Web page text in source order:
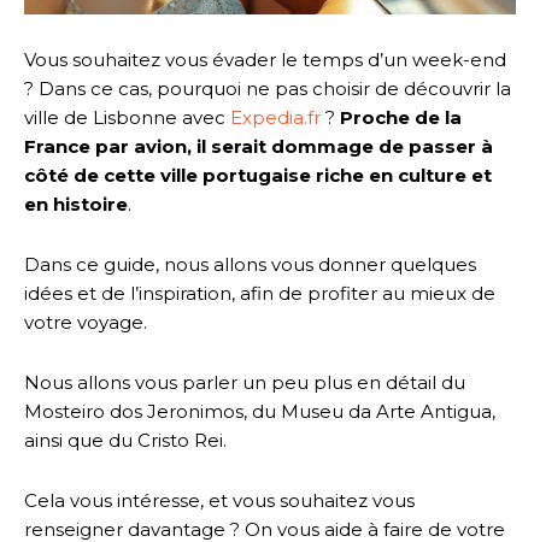
Vous souhaitez vous évader le temps d’un week-end
? Dans ce cas, pourquoi ne pas choisir de découvrir la
ville de Lisbonne avec Expedia.fr ? Proche de la
France par avion, il serait dommage de passer à
côté de cette ville portugaise riche en culture et
en histoire.
Dans ce guide, nous allons vous donner quelques
idées et de l’inspiration, afin de profiter au mieux de
votre voyage.
Nous allons vous parler un peu plus en détail du
Mosteiro dos Jeronimos, du Museu da Arte Antigua,
ainsi que du Cristo Rei.
Cela vous intéresse, et vous souhaitez vous
renseigner davantage ? On vous aide à faire de votre